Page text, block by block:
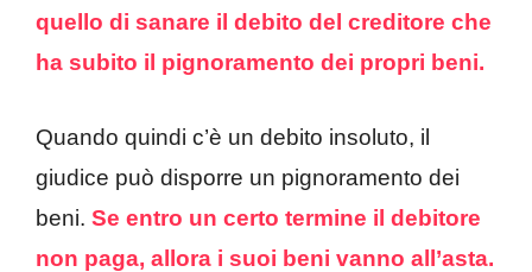
quello di sanare il debito del creditore che
ha subito il pignoramento dei propri beni.
Quando quindi c’è un debito insoluto, il
giudice può disporre un pignoramento dei
beni. Se entro un certo termine il debitore
non paga, allora i suoi beni vanno all’asta.